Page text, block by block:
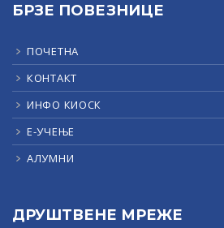
БРЗЕ ПОВЕЗНИЦЕ
ПОЧЕТНА
КОНТАКТ
ИНФО КИОСК
Е-УЧЕЊЕ
АЛУМНИ
ДРУШТВЕНЕ МРЕЖЕ